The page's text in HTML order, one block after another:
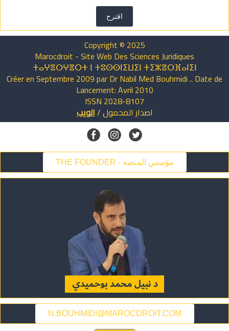
اقترح
Copyright © 2025
Marocdroit - Site Web Des Sciences Juridiques
ⵜⴰⵖⴻⵔⵖⴻⵔⵜ ⵏ ⵜⵓⵙⵙⵏⵉⵡⵉⵏ ⵜⵉⵣⴻⵔⴼⴰⵏⵉⵏ
Créer en Septembre 2009 par Dr Nabil Med Bouhmidi .. Date de
Lancement: Avril 2010
ISSN 2028-8107
اصدار المحمول/الويب
THE FOUNDER - مؤسس المنصة
N.BOUHMIDI@MAROCDROIT.COM